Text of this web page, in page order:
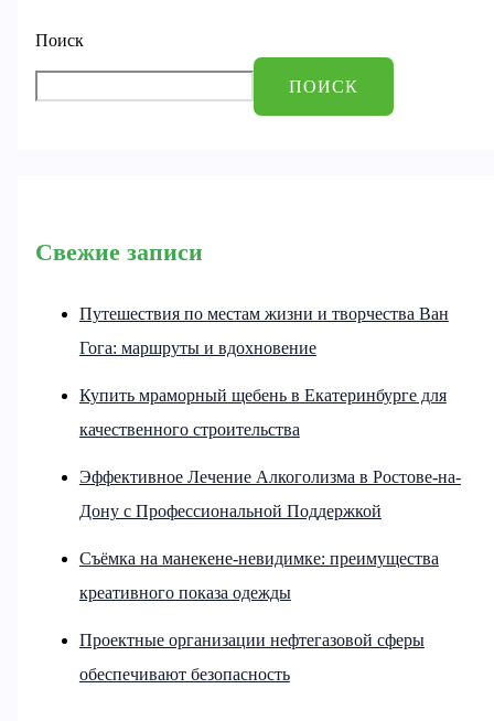
Поиск
ПОИСК
Свежие записи
Путешествия по местам жизни и творчества Ван
Гога: маршруты и вдохновение
Купить мраморный щебень в Екатеринбурге для
качественного строительства
Эффективное Лечение Алкоголизма в Ростове-на-
Дону с Профессиональной Поддержкой
Съёмка на манекене-невидимке: преимущества
креативного показа одежды
Проектные организации нефтегазовой сферы
обеспечивают безопасность